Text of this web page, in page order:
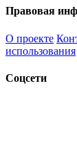
Правовая
О проекте
использования
Соцсети